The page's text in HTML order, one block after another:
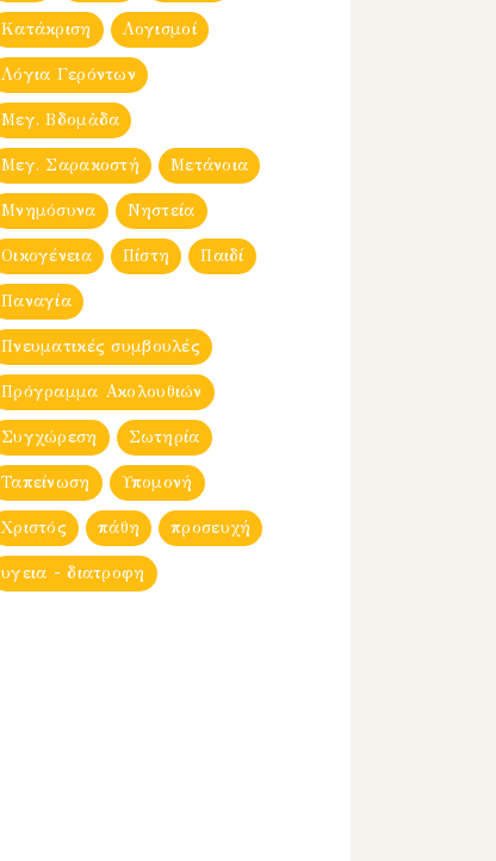
Κατάκριση Λογισμοί
Λόγια Γερόντων
Μεγ. Βδομἀδα
Μεγ. Σαρακοστή Μετάνοια
Μνημόσυνα Νηστεία
Οικογένεια Πίστη Παιδί
Παναγία
Πνευματικές συμβουλές
Πρόγραμμα Ακολουθιών
Συγχώρεση Σωτηρία
Ταπείνωση Υπομονή
Χριστός πάθη προσευχή
υγεια - διατροφη